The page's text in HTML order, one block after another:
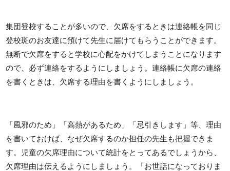
集団登校することが多いので、欠席をするときは連絡帳を同じ
登校斑のお友達に預けて先生に届けてもらうことができます。
無断で欠席をすると学校に心配をかけてしまうことになります
ので、必ず連絡をするようにしましょう。連絡帳に欠席の連絡
を書くときは、欠席する理由を書くようにしましょう。
「風邪のため」「高熱があるため」「忌引きします」等、理由
を書いておけば、なぜ欠席するのか担任の先生も把握できま
す。児童の欠席理由について統計をとってあるでしょうから、
欠席理由は伝えるようにしましょう。「お世話になっておりま